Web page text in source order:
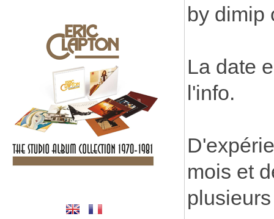
by dimip
La date
l'info.
mois et